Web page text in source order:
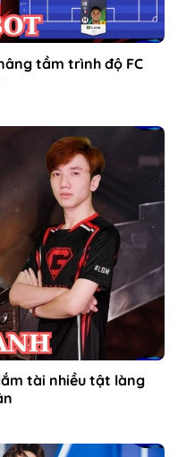
tầm trình độ FC
tài nhiều tật làng